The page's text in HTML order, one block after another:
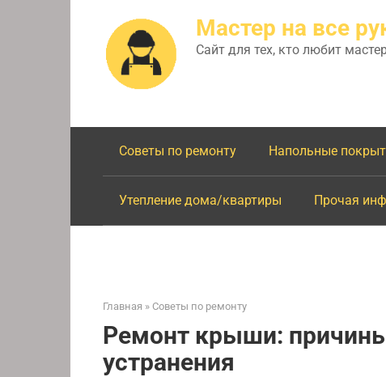
Мастер на все
Сайт для тех, кто любит
Советы по ремонту Напольные
Утепление дома/квартиры Прочая
Главная » Советы по ремонту
Ремонт крыши:
устранения